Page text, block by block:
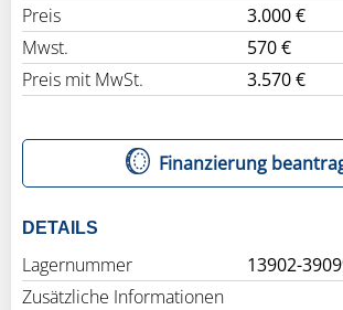
Preis
3.000 €
Mwst.
570 €
Preis mit MwSt.
3.570 €
Finanzierung
DETAILS
Lagernummer
13902-
Zusätzliche Informationen